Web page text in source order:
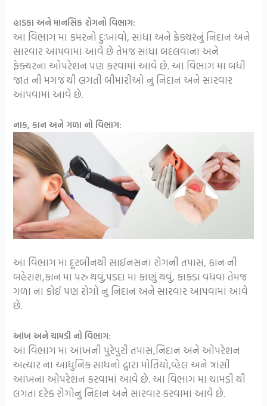
હાડકા અને માનસિક રોગનો વિભાગ:
આ વિભાગ મા કમરનો દુઃખાવો, સાંધા અને ફ્રેક્ચરનું નિદાન અને
સારવાર આપવામાં આવે છે તેમજ સાંધા બદલવાના અને
ફેક્ચરના ઓપરેશન પણ કરવામાં આવે છે. આ વિભાગ મા બધી
જાત ની મગજ થી લગતી બીમારીઓ નુ નિદાન અને સારવાર
આપવામાં આવે છે.
નાક, કાન અને ગળા નો વિભાગ:
આ વિભાગ મા દૂરબીનથી સાઈનસના રોગની તપાસ, કાન ની
બહેરાશ,કાન મા પરુ થવું,પડદા મા કાણું થવું, કાકડા વધવા તેમજ
ગળા ના કોઈ પણ રોગો નુ નિદાન અને સારવાર આપવામાં આવે
છે.
આંખ અને ચામડી નો વિભાગ:
આ વિભાગ મા આંખની પુરેપુરી તપાસ,નિદાન અને ઓપરેશન
અત્યાર ના આધુનિક સાધનો દ્વારા મોતિયો,વ્હેલ અને ત્રાંસી
આંખના ઓપરેશન કરવામાં આવે છે. આ વિભાગ મા ચામડી થી
લગતા દરેક રોગોનું નિદાન અને સારવાર કરવામાં આવે છે.